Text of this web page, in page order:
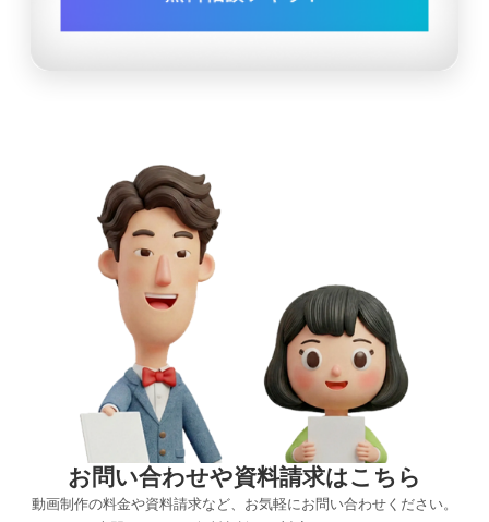
お問い合わせや資料請求はこちら
動画制作の料金や資料請求など、お気軽にお問い合わせください。